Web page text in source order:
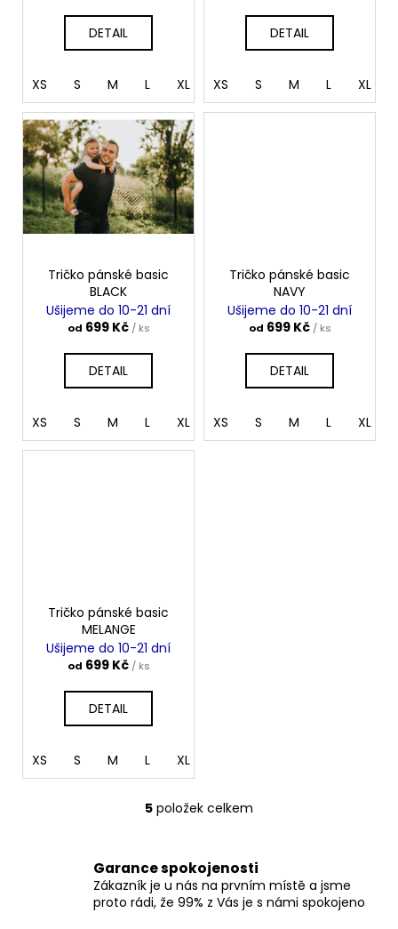
DETAIL
XS S M L XL XXL
DETAIL
XS S M L XL
Tričko pánské basic
BLACK
Ušijeme do 10-21 dní
od 699 Kč / ks
DETAIL
XS S M L XL XXL
Tričko pánské basic
NAVY
Ušijeme do 10-21 dní
od 699 Kč / ks
DETAIL
XS S M L XL
Tričko pánské basic
MELANGE
Ušijeme do 10-21 dní
od 699 Kč / ks
DETAIL
XS S M L XL
O
á
d
a
5 položek celkem
Garance spokojenosti
Zákazník je u nás na prvním místě a jsme
proto rádi, že 99% z Vás je s námi spokojeno